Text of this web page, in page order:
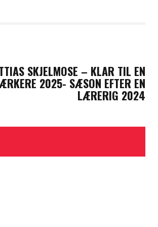
SKJELMOSE – KLAR TIL EN
2025- SÆSON EFTER EN
LÆRERIG 2024